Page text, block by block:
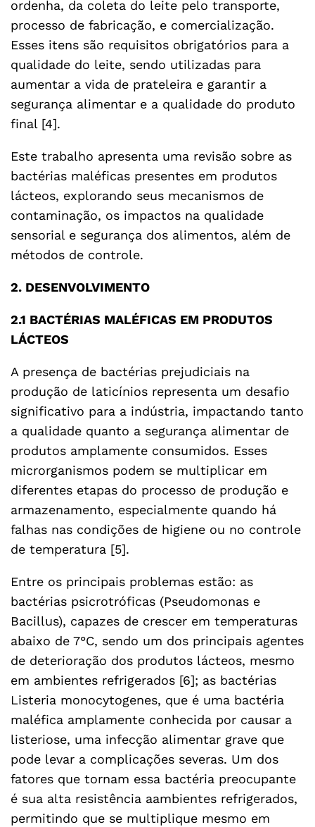
ordenha, da coleta do leite pelo transporte,
processo de fabricação, e comercialização.
Esses itens são requisitos obrigatórios para a
qualidade do leite, sendo utilizadas para
aumentar a vida de prateleira e garantir a
segurança alimentar e a qualidade do produto
final [4].
Este trabalho apresenta uma revisão sobre as
bactérias maléficas presentes em produtos
lácteos, explorando seus mecanismos de
contaminação, os impactos na qualidade
sensorial e segurança dos alimentos, além de
métodos de controle.
2. DESENVOLVIMENTO
2.1 BACTÉRIAS MALÉFICAS EM PRODUTOS
LÁCTEOS
A presença de bactérias prejudiciais na
produção de laticínios representa um desafio
significativo para a indústria, impactando tanto
a qualidade quanto a segurança alimentar de
produtos amplamente consumidos. Esses
microrganismos podem se multiplicar em
diferentes etapas do processo de produção e
armazenamento, especialmente quando há
falhas nas condições de higiene ou no controle
de temperatura [5].
Entre os principais problemas estão: as
bactérias psicrotróficas (Pseudomonas e
Bacillus), capazes de crescer em temperaturas
abaixo de 7°C, sendo um dos principais agentes
de deterioração dos produtos lácteos, mesmo
em ambientes refrigerados [6]; as bactérias
Listeria monocytogenes, que é uma bactéria
maléfica amplamente conhecida por causar a
listeriose, uma infecção alimentar grave que
pode levar a complicações severas. Um dos
fatores que tornam essa bactéria preocupante
é sua alta resistência aambientes refrigerados,
permitindo que se multiplique mesmo em